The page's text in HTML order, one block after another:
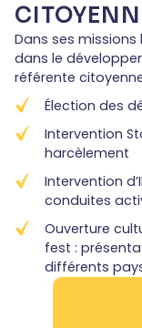
Dans ses
dans le
référente
Élection des
Intervention
harcèlement
Intervention
conduites
Ouverture
fest :
différents